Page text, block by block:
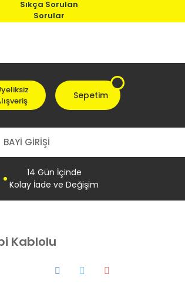
Sıkça Sorulan
Sorular
Sepetim
BAYİ GİRİŞİ
14 Gün İçinde
Kolay İade ve Değişim
Kablolu